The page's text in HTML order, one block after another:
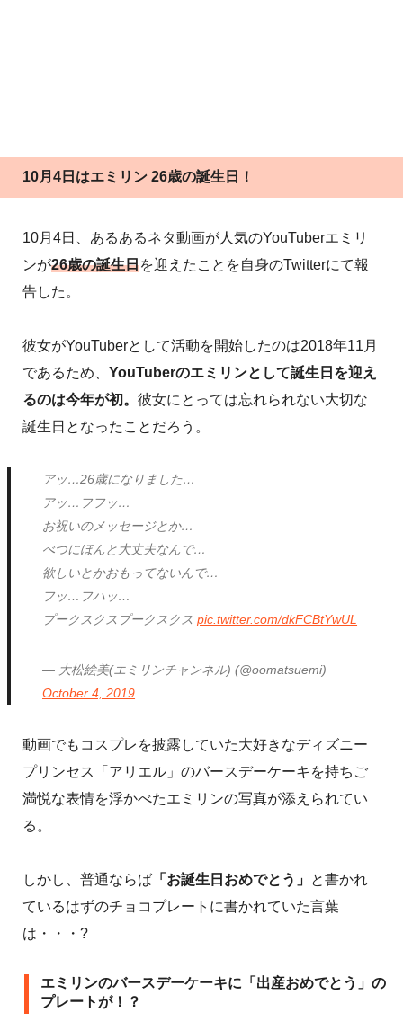
10月4日はエミリン 26歳の誕生日！
10月4日、あるあるネタ動画が人気のYouTuberエミリ
ンが26歳の誕生日を迎えたことを自身のTwitterにて報
告した。
彼女がYouTuberとして活動を開始したのは2018年11月
であるため、 YouTuberのエミリンとして誕生日を迎え
るのは今年が初。 彼女にとっては忘れられない大切な
誕生日となったことだろう。
アッ…26歳になりました…
アッ…フフッ…
お祝いのメッセージとか…
べつにほんと大丈夫なんで…
欲しいとかおもってないんで…
フッ…フハッ…
プークスクスプークスクスpic.twitter.com/dkFCBtYwUL
— 大松絵美(エミリンチャンネル) (@oomatsuemi)
October 4, 2019
動画でもコスプレを披露していた大好きなディズニー
プリンセス「アリエル」のバースデーケーキを持ちご
満悦な表情を浮かべたエミリンの写真が添えられてい
る。
しかし、普通ならば 「お誕生日おめでとう」 と書かれ
ているはずのチョコプレートに書かれていた言葉
は・・・?
エミリンのバースデーケーキに「出産おめでとう」の
プレートが！？